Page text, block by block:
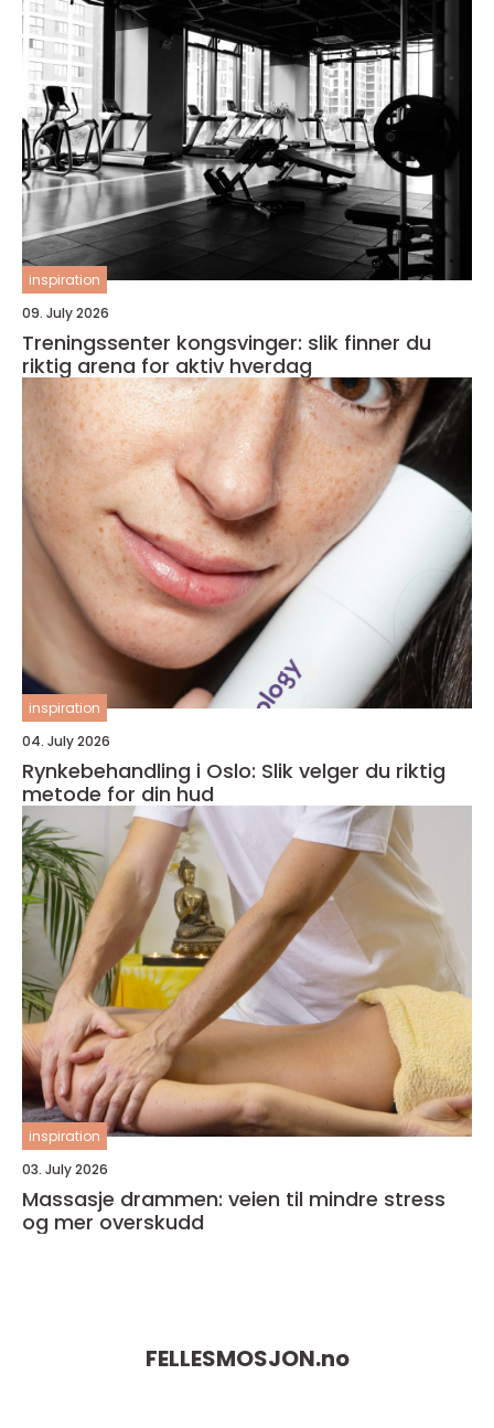
inspiration
09. July 2026
Treningssenter kongsvinger: slik finner du
riktig arena for aktiv hverdag
inspiration
04. July 2026
Rynkebehandling i Oslo: Slik velger du riktig
metode for din hud
inspiration
03. July 2026
Massasje drammen: veien til mindre stress
og mer overskudd
FELLESMOSJON.no